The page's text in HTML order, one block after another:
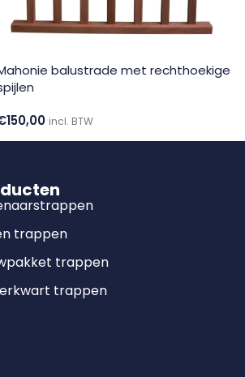
balustrade met rechthoekige
150,00 incl. BTW
trappen
trappen
trappen